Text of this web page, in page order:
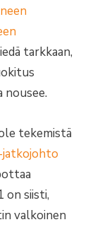
tarkkaan,
nousee.
tekemistä
jatkojohto
on siisti,
valkoinen